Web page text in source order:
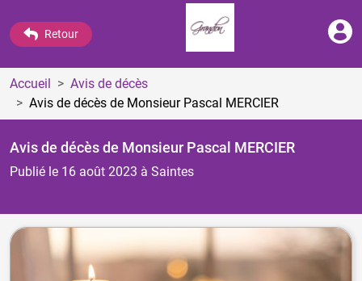
Retour
Accueil
Avis de décès
Avis de décès de Monsieur Pascal MERCIER
Avis de décès de Monsieur Pascal MERCIER
Publié le 16 août 2023 à Saintes